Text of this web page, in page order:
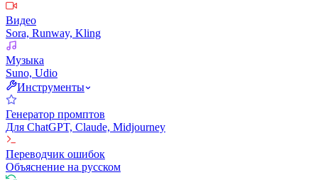
Видео
Sora, Runway, Kling
Музыка
Suno, Udio
Инструменты
Генератор промптов
Для ChatGPT, Claude, Midjourney
Переводчик ошибок
Объяснение на русском